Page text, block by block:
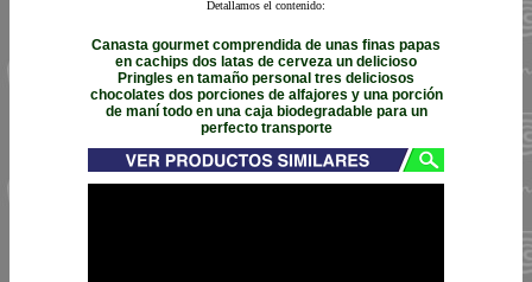
Detallamos el contenido:
Canasta gourmet comprendida de unas finas papas
en cachips dos latas de cerveza un delicioso
Pringles en tamaño personal tres deliciosos
chocolates dos porciones de alfajores y una porción
de maní todo en una caja biodegradable para un
perfecto transporte